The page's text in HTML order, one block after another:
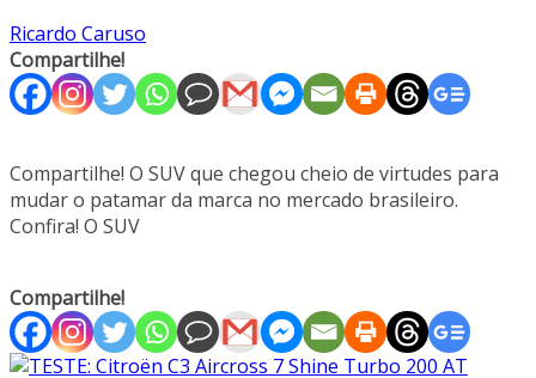
Ricardo Caruso
Compartilhe!
Compartilhe! O SUV que chegou cheio de virtudes para
mudar o patamar da marca no mercado brasileiro.
Confira! O SUV
Compartilhe!